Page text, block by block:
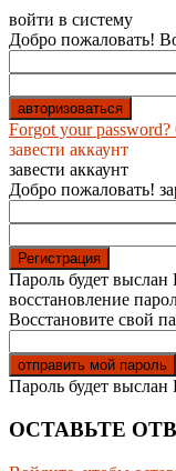
войти в систему
Добро пожаловать!
Forgot your password?
завести аккаунт
завести аккаунт
Добро пожаловать!
Пароль будет
восстановление
Восстановите свой
Пароль будет
ОСТАВЬТЕ